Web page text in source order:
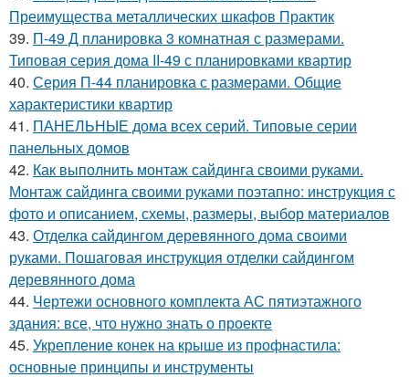
Преимущества металлических шкафов Практик
39. П-49 Д планировка 3 комнатная с размерами.
Типовая серия дома II-49 с планировками квартир
40. Серия П-44 планировка с размерами. Общие
характеристики квартир
41. ПАНЕЛЬНЫЕ дома всех серий. Типовые серии
панельных домов
42. Как выполнить монтаж сайдинга своими руками.
Монтаж сайдинга своими руками поэтапно: инструкция с
фото и описанием, схемы, размеры, выбор материалов
43. Отделка сайдингом деревянного дома своими
руками. Пошаговая инструкция отделки сайдингом
деревянного дома
44. Чертежи основного комплекта АС пятиэтажного
здания: все, что нужно знать о проекте
45. Укрепление конек на крыше из профнастила:
основные принципы и инструменты